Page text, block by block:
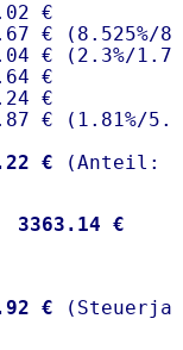
€
€ (8.525%/
€ (2.3%/
€
€
€ ( 1.81%/
€
3363.14 €
€